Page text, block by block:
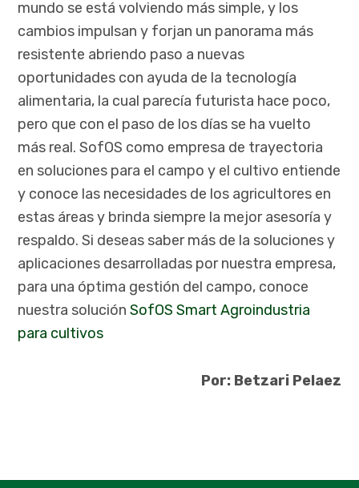
mundo se está volviendo más simple, y los
cambios impulsan y forjan un panorama más
resistente abriendo paso a nuevas
oportunidades con ayuda de la tecnología
alimentaria, la cual parecía futurista hace poco,
pero que con el paso de los días se ha vuelto
más real. SofOS como empresa de trayectoria
en soluciones para el campo y el cultivo entiende
y conoce las necesidades de los agricultores en
estas áreas y brinda siempre la mejor asesoría y
respaldo. Si deseas saber más de la soluciones y
aplicaciones desarrolladas por nuestra empresa,
para una óptima gestión del campo, conoce
nuestra soluciónSofOS Smart Agroindustria
para cultivos
Por: Betzari Pelaez